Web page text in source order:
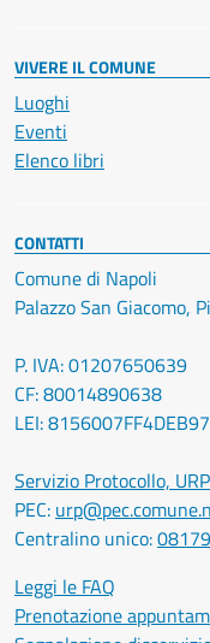
VIVERE IL COMUNE
Luoghi
Eventi
Elenco libri
CONTATTI
Comune di Napoli
Palazzo San Giacomo,
P. IVA: 01207650639
CF: 80014890638
LEI:
Servizio Protocollo,
PEC:
Centralino unico:
Leggi le FAQ
Prenotazione